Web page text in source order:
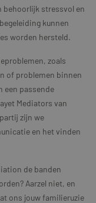
behoorlijk stressvol en
kunnen
worden hersteld.
zoals
of problemen binnen
een passende
Mediators van
zijn we
en het vinden
de banden
Aarzel niet, en
ons jouw familieruzie